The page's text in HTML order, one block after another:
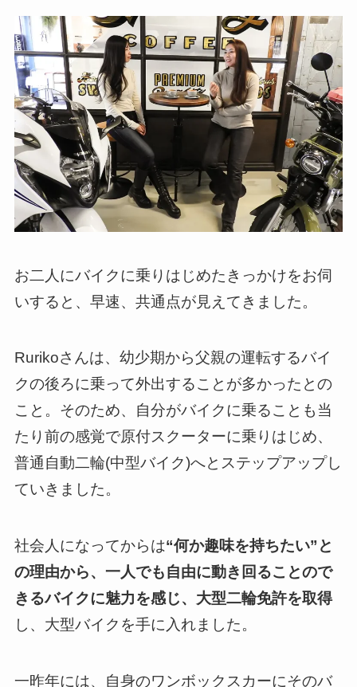
お二人にバイクに乗りはじめたきっかけをお伺
いすると、早速、共通点が見えてきました。
Rurikoさんは、幼少期から父親の運転するバイ
クの後ろに乗って外出することが多かったとの
こと。そのため、自分がバイクに乗ることも当
たり前の感覚で原付スクーターに乗りはじめ、
普通自動二輪(中型バイク)へとステップアップし
ていきました。
社会人になってからは“何か趣味を持ちたい”と
の理由から、一人でも自由に動き回ることので
きるバイクに魅力を感じ、大型二輪免許を取得
し、大型バイクを手に入れました。
一昨年には、自身のワンボックスカーにそのバ